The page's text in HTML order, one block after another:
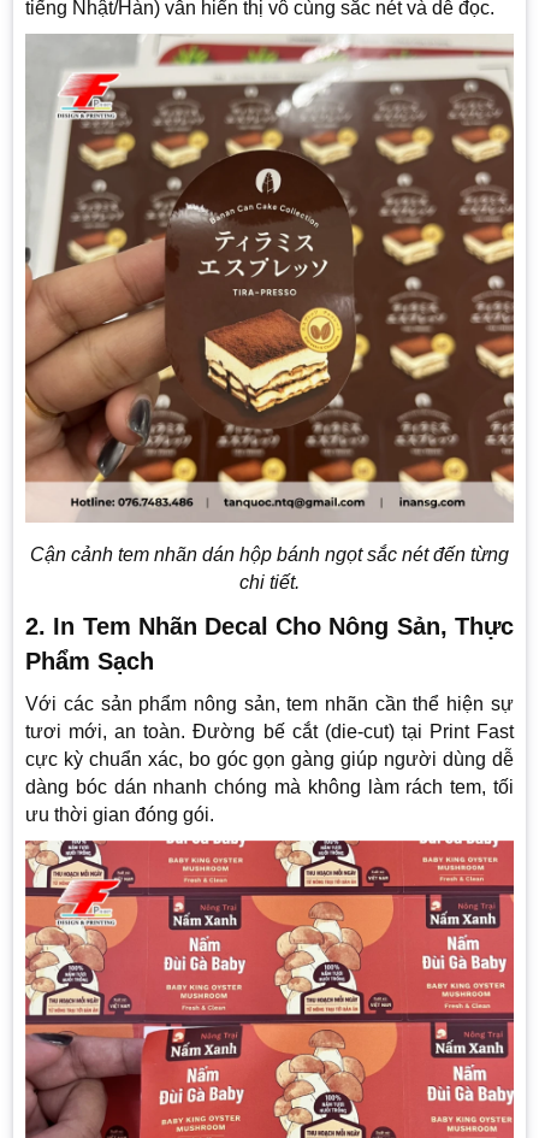
tiếng Nhật/Hàn) vẫn hiển thị vô cùng sắc nét và dễ đọc.
Cận cảnh tem nhãn dán hộp bánh ngọt sắc nét đến từng
chi tiết.
2. In Tem Nhãn Decal Cho Nông Sản, Thực
Phẩm Sạch
Với các sản phẩm nông sản, tem nhãn cần thể hiện sự
tươi mới, an toàn. Đường bế cắt (die-cut) tại Print Fast
cực kỳ chuẩn xác, bo góc gọn gàng giúp người dùng dễ
dàng bóc dán nhanh chóng mà không làm rách tem, tối
ưu thời gian đóng gói.